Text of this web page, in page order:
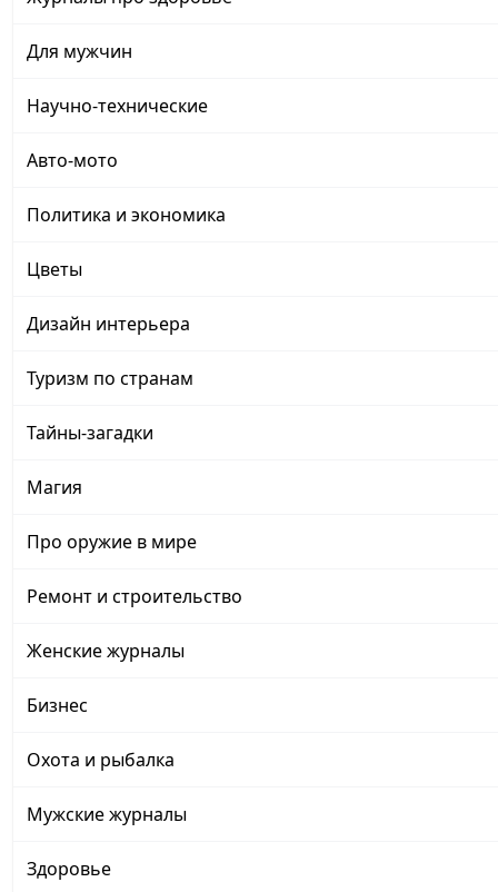
Для мужчин
Научно-технические
Авто-мото
Политика и экономика
Цветы
Дизайн интерьера
Туризм по странам
Тайны-загадки
Магия
Про оружие в мире
Ремонт и строительство
Женские журналы
Бизнес
Охота и рыбалка
Мужские журналы
Здоровье